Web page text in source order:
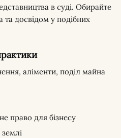
в суді. Обирайте
досвідом у подібних
аліменти, поділ майна
право для бізнесу